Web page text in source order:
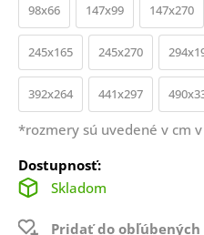
98x66 147x99 147x270
245x165 245x270
392x264 441x297
*rozmery sú uvedené v cm
Dostupnosť:
Skladom
Pridať do obľúbených